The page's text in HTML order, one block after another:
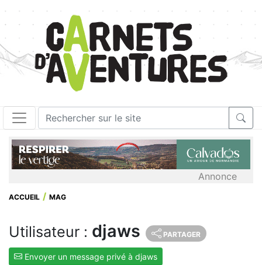
Annonce
ACCUEIL MAG
Utilisateur : djaws PARTAGER
Envoyer un message privé à djaws